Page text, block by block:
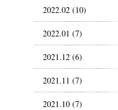
2022.02 (10)
2022.01 (7)
2021.12 (6)
2021.11 (7)
2021.10 (7)